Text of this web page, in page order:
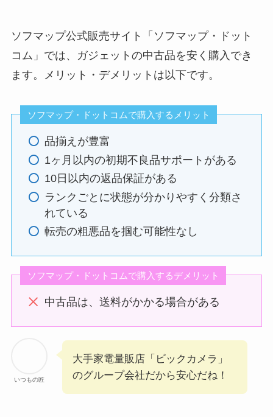
ソフマップ公式販売サイト「ソフマップ・ドット
コム」では、ガジェットの中古品を安く購入でき
ます。メリット・デメリットは以下です。
ソフマップ・ドットコムで購入するメリット
品揃えが豊富
1ヶ月以内の初期不良品サポートがある
10日以内の返品保証がある
ランクごとに状態が分かりやすく分類さ
れている
転売の粗悪品を掴む可能性なし
ソフマップ・ドットコムで購入するデメリット
中古品は、送料がかかる場合がある
いつもの匠
大手家電量販店「ビックカメラ」
のグループ会社だから安心だね！